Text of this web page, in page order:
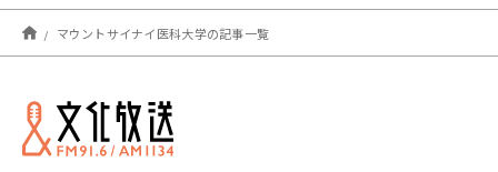
2021年03月
マウントサイナイ医科大学の記事一覧